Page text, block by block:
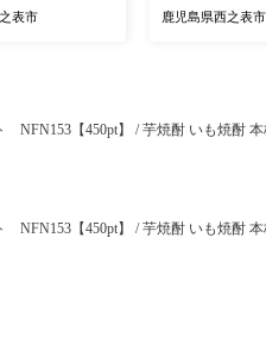
制度 ブランド
表市
成期間 G.I 保護
鹿児島県西之表市
【450pt】 / 芋焼酎 いも焼酎
【450pt】 / 芋焼酎 いも焼酎